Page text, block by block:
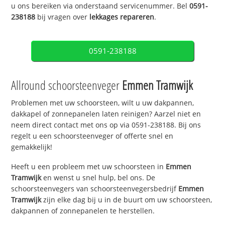
u ons bereiken via onderstaand servicenummer. Bel0591-
238188 bij vragen over lekkages repareren.
0591-238188
Allround schoorsteenveger Emmen Tramwijk
Problemen met uw schoorsteen, wilt u uw dakpannen,
dakkapel of zonnepanelen laten reinigen? Aarzel niet en
neem direct contact met ons op via 0591-238188. Bij ons
regelt u een schoorsteenveger of offerte snel en
gemakkelijk!
Heeft u een probleem met uw schoorsteen in Emmen
Tramwijken wenst u snel hulp, bel ons. De
schoorsteenvegers van schoorsteenvegersbedrijf Emmen
Tramwijkzijn elke dag bij u in de buurt om uw schoorsteen,
dakpannen of zonnepanelen te herstellen.